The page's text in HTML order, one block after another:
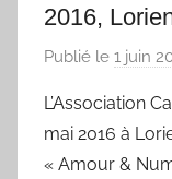
2016,
Publié le 1 juin
L’Association
mai 2016 à
« Amour &